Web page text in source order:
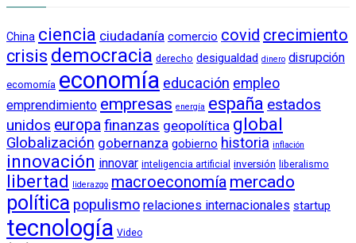
China ciencia ciudadanía comercio covid crecimiento
crisis democracia derecho desigualdad dinero disrupción
ecomomía economía educación empleo
emprendimiento empresas energía españa estados
unidos europafinanzas geopolítica global
Globalización gobernanza gobierno historia inflación
innovación innovar inteligencia artificial inversión liberalismo
libertad liderazgo macroeconomía mercado
política populismo relaciones internacionales startup
tecnología Video